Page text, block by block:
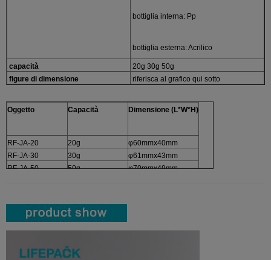
bottiglia interna: Pp
bottiglia esterna: Acrilico
capacità
20g 30g 50g
figure di dimensione
riferisca al grafico qui sotto
Oggetto Capacità Dimensione (L*W*H)
RF-JA-20 20g
φ60mmx40mm
RF-JA-30
30g
φ61mmx43mm
RF-JA-50
50g φ70mmx49mm